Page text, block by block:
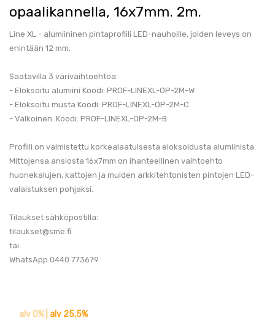
opaalikannella, 16x7mm. 2m.
Line XL - alumiininen pintaprofiili LED-nauhoille, joiden leveys on
enintään 12 mm.
Saatavilla 3 värivaihtoehtoa:
- Eloksoitu alumiini Koodi: PROF-LINEXL-OP-2M-W
- Eloksoitu musta Koodi: PROF-LINEXL-OP-2M-C
- Valkoinen: Koodi: PROF-LINEXL-OP-2M-B
Profiili on valmistettu korkealaatuisesta eloksoidusta alumiinista.
Mittojensa ansiosta 16x7mm on ihanteellinen vaihtoehto
huonekalujen, kattojen ja muiden arkkitehtonisten pintojen LED-
valaistuksen pohjaksi.
Tilaukset sähköpostilla:
tilaukset@sme.fi
tai
WhatsApp 0440 773679
alv 0%| alv 25,5%